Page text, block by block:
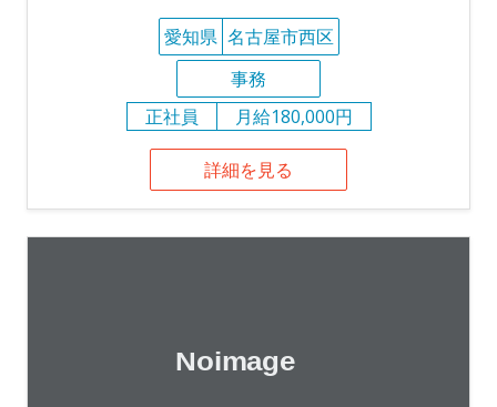
愛知県 名古屋市西区
事務
正社員
月給180,000円
詳細を見る